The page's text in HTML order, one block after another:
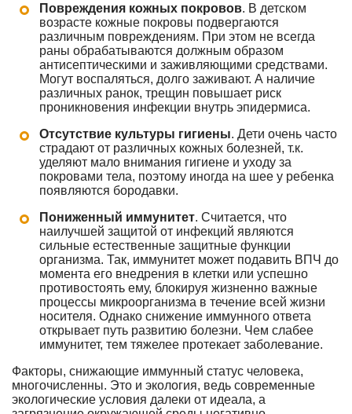
Повреждения кожных покровов. В детском
возрасте кожные покровы подвергаются
различным повреждениям. При этом не всегда
раны обрабатываются должным образом
антисептическими и заживляющими средствами.
Могут воспаляться, долго заживают. А наличие
различных ранок, трещин повышает риск
проникновения инфекции внутрь эпидермиса.
Отсутствие культуры гигиены. Дети очень часто
страдают от различных кожных болезней, т.к.
уделяют мало внимания гигиене и уходу за
покровами тела, поэтому иногда на шее у ребенка
появляются бородавки.
Пониженный иммунитет. Считается, что
наилучшей защитой от инфекций являются
сильные естественные защитные функции
организма. Так, иммунитет может подавить ВПЧ до
момента его внедрения в клетки или успешно
противостоять ему, блокируя жизненно важные
процессы микроорганизма в течение всей жизни
носителя. Однако снижение иммунного ответа
открывает путь развитию болезни. Чем слабее
иммунитет, тем тяжелее протекает заболевание.
Факторы, снижающие иммунный статус человека,
многочисленны. Это и экология, ведь современные
экологические условия далеки от идеала, а